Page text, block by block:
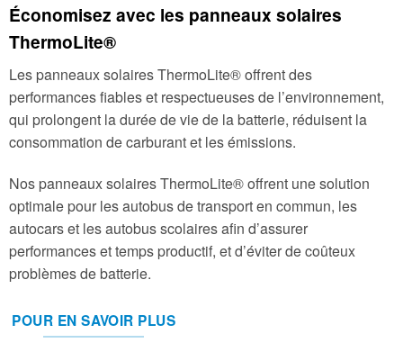
Économisez avec les panneaux solaires
ThermoLite®
Les panneaux solaires ThermoLite® offrent des
performances fiables et respectueuses de l’environnement,
qui prolongent la durée de vie de la batterie, réduisent la
consommation de carburant et les émissions.
Nos panneaux solaires ThermoLite® offrent une solution
optimale pour les autobus de transport en commun, les
autocars et les autobus scolaires afin d’assurer
performances et temps productif, et d’éviter de coûteux
problèmes de batterie.
POUR EN SAVOIR PLUS